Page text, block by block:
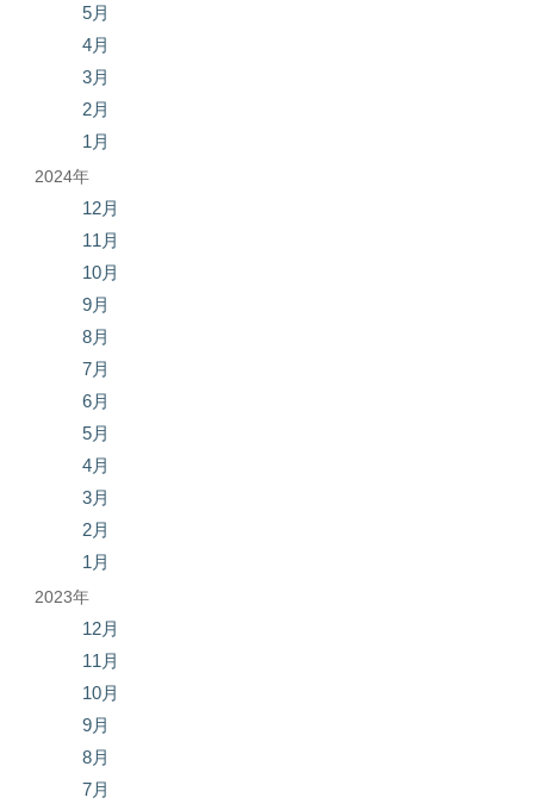
5月
4月
3月
2月
1月
2024年
12月
11月
10月
9月
8月
7月
6月
5月
4月
3月
2月
1月
2023年
12月
11月
10月
9月
8月
7月